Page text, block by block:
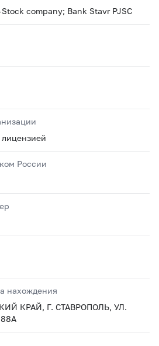
company; Bank Stavr PJSC
России
нахождения
КРАЙ, Г. СТАВРОПОЛЬ, УЛ.